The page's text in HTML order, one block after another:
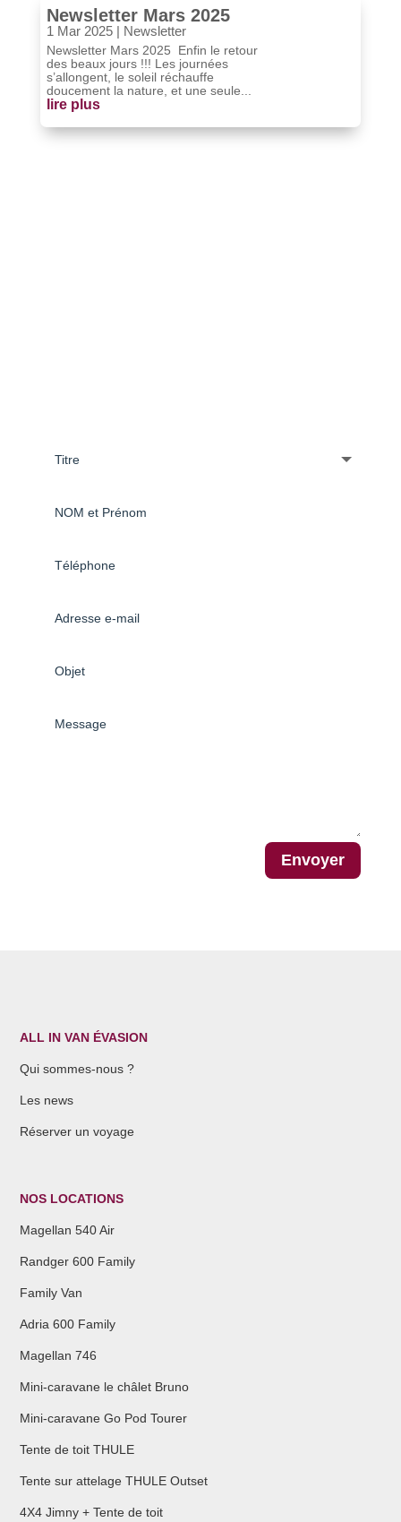
Newsletter Mars 2025
1 Mar 2025| Newsletter
Newsletter Mars 2025 Enfin le retour
des beaux jours !!! Les journées
s’allongent, le soleil réchauffe
doucement la nature, et une seule...
lire plus
Envoyer
ALL IN VAN ÉVASION
Qui sommes-nous ?
Les news
Réserver un voyage
NOS LOCATIONS
Magellan 540 Air
Randger 600 Family
Family Van
Adria 600 Family
Magellan 746
Mini-caravane le châlet Bruno
Mini-caravane Go Pod Tourer
Tente de toit THULE
Tente sur attelage THULE Outset
4X4 Jimny + Tente de toit